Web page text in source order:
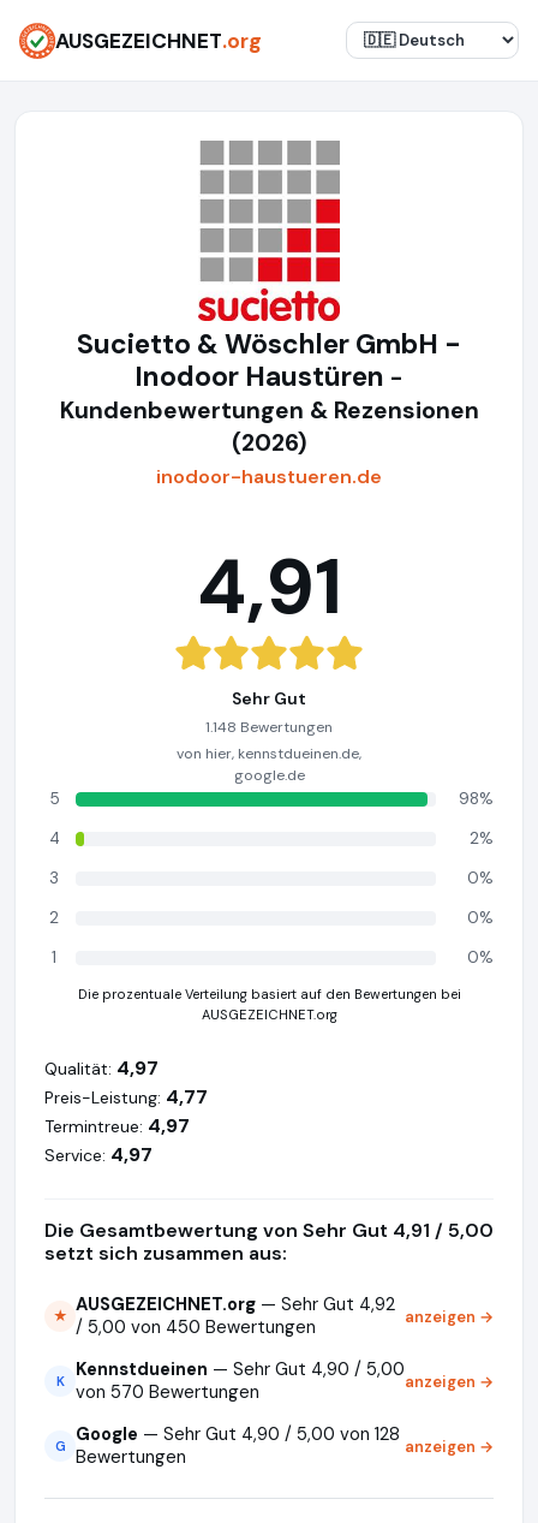
AUSGEZEICHNET.org
Sucietto & Wöschler GmbH -
Inodoor Haustüren -
Kundenbewertungen & Rezensionen
(2026)
inodoor-haustueren.de
4,91
Sehr Gut
1.148 Bewertungen
von hier, kennstdueinen.de,
google.de
5
98%
4
2%
3
0%
2
0%
1
0%
Die prozentuale Verteilung basiert auf den Bewertungen bei
AUSGEZEICHNET.org
Qualität: 4,97
Preis-Leistung: 4,77
Termintreue: 4,97
Service: 4,97
Die Gesamtbewertung von Sehr Gut 4,91 / 5,00
setzt sich zusammen aus:
★ AUSGEZEICHNET.org — Sehr Gut 4,92
/ 5,00 von 450 Bewertungen
anzeigen →
K Kennstdueinen — Sehr Gut 4,90 / 5,00
von 570 Bewertungen
anzeigen →
G Google — Sehr Gut 4,90 / 5,00 von 128
Bewertungen
anzeigen →